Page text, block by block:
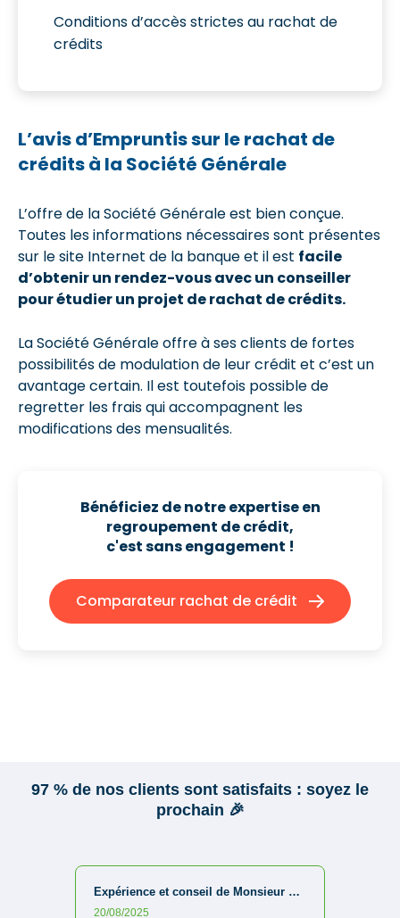
Conditions d’accès strictes au rachat de
crédits
L’avis d’Empruntis sur le rachat de
crédits à la Société Générale
L’offre de la Société Générale est bien conçue.
Toutes les informations nécessaires sont présentes
sur le site Internet de la banque et il est facile
d’obtenir un rendez-vous avec un conseiller
pour étudier un projet de rachat de crédits.
La Société Générale offre à ses clients de fortes
possibilités de modulation de leur crédit et c’est un
avantage certain. Il est toutefois possible de
regretter les frais qui accompagnent les
modifications des mensualités.
Bénéficiez de notre expertise en
regroupement de crédit,
c'est sans engagement !
Comparateur rachat de crédit